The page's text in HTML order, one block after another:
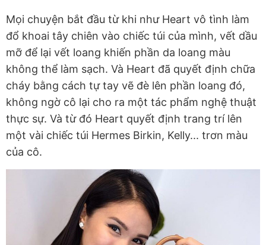
Mọi chuyện bắt đầu từ khi như Heart vô tình làm
đổ khoai tây chiên vào chiếc túi của mình, vết dầu
mỡ để lại vết loang khiến phần da loang màu
không thể làm sạch. Và Heart đã quyết định chữa
cháy bằng cách tự tay vẽ đè lên phần loang đó,
không ngờ cô lại cho ra một tác phẩm nghệ thuật
thực sự. Và từ đó Heart quyết định trang trí lên
một vài chiếc túi Hermes Birkin, Kelly... trơn màu
của cô.